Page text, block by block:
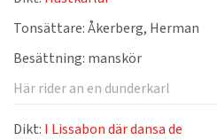
Tonsättare:Åkerberg, Herman
Besättning: manskör
Här rider an en dunderkarl
Dikt: I Lissabon där dansa de